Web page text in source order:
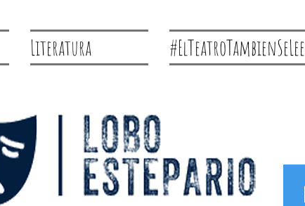
Literatura #ElTeatroTambienSeLee